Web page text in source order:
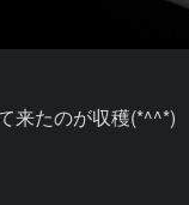
来たのが収穫(*^^*)